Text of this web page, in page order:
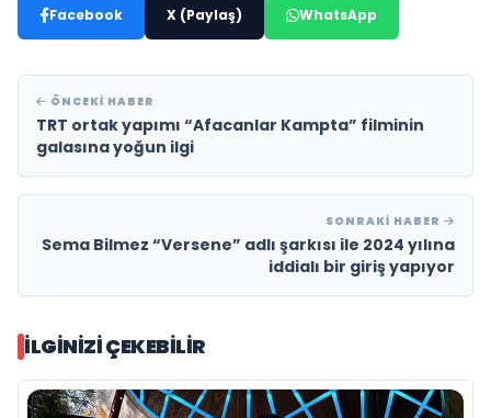
Facebook X (Paylaş) WhatsApp
ÖNCEKI HABER
TRT ortak yapımı “Afacanlar Kampta” filminin
galasına yoğun ilgi
SONRAKI HABER
Sema Bilmez “Versene” adlı şarkısı ile 2024 yılına
iddialı bir giriş yapıyor
İLGINIZI ÇEKEBILIR